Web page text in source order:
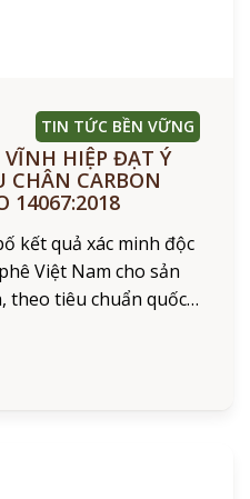
TIN TỨC BỀN VỮNG
VĨNH HIỆP ĐẠT Ý
CHÂN CARBON
14067:2018
kết quả xác minh độc
Việt Nam cho sản
theo tiêu chuẩn quốc